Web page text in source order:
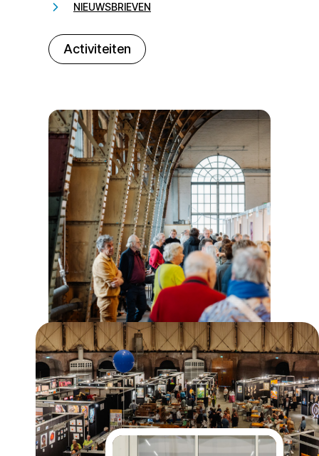
NIEUWSBRIEVEN
Activiteiten
232323